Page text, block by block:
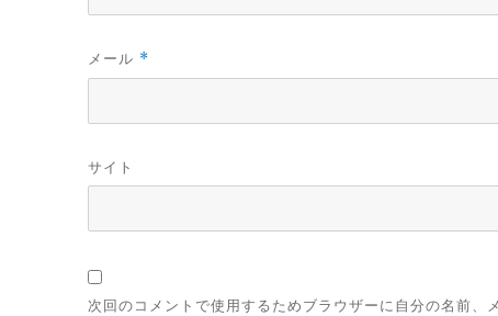
メール *
サイト
次回のコメントで使用するためブラウザーに自分の名前、